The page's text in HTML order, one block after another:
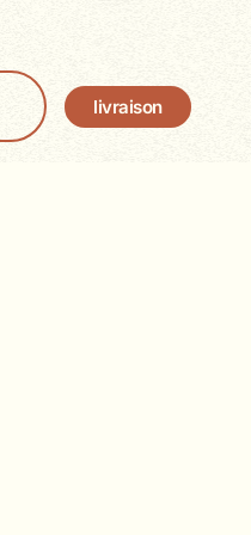
livraison